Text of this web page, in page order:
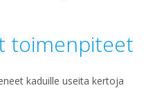
toimenpiteet
kaduille useita kertoja